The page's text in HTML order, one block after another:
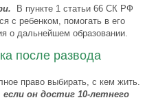
В пункте 1 статьи 66 СК РФ
с ребенком, помогать в его
о дальнейшем образовании.
после развода
право выбирать, с кем жить.
он достиг 10-летнего